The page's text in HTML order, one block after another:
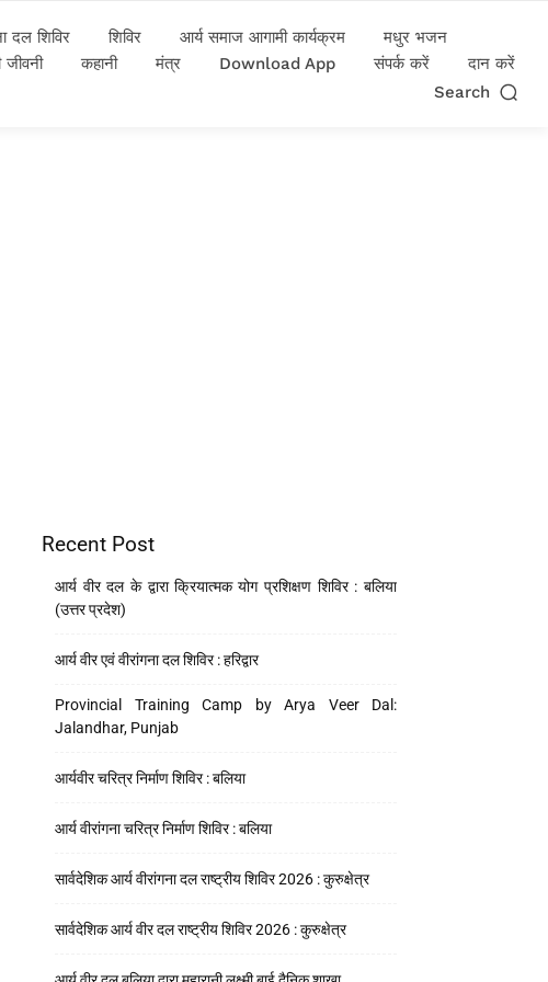
दल शिविर शिविर आर्य समाज आगामी कार्यक्रम
मधुर भजन
जीवनी कहानी मंत्र Download App संपर्क करें
दान करें
Search
Recent Post
आर्य वीर दल के द्वारा क्रियात्मक योग प्रशिक्षण शिविर : बलिया
(उत्तर प्रदेश)
आर्य वीर एवं वीरांगना दल शिविर : हरिद्वार
Provincial Training Camp by Arya Veer Dal:
Jalandhar, Punjab
आर्यवीर चरित्र निर्माण शिविर : बलिया
आर्य वीरांगना चरित्र निर्माण शिविर : बलिया
सार्वदेशिक आर्य वीरांगना दल राष्ट्रीय शिविर 2026 : कुरुक्षेत्र
सार्वदेशिक आर्य वीर दल राष्ट्रीय शिविर 2026 : कुरुक्षेत्र